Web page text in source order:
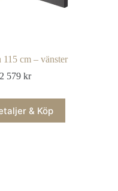
cm – vänster
579kr
& Köp